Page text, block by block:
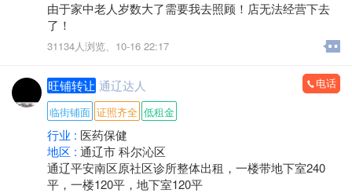
客户经理15714755580（微信同步）
由于家中老人岁数大了需要我去照顾！店无法经营下去
了！
31134人浏览、 10-16 22:17
旺铺转让 通辽达人
电话
临街铺面 证照齐全 低租金
行业 : 医药保健
地区 : 通辽市 科尔沁区
通辽平安南区原社区诊所整体出租，一楼带地下室240
平，一楼120平，地下室120平